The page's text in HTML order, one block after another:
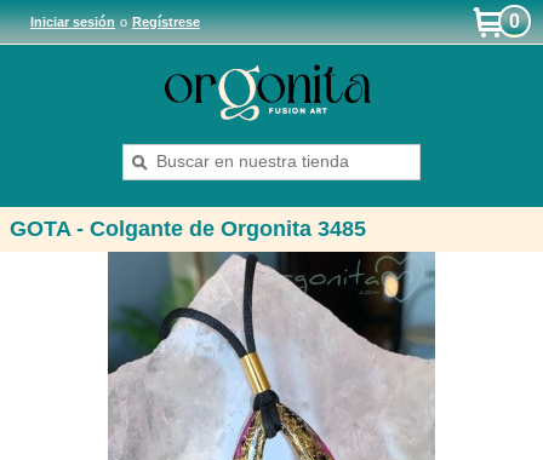
Iniciar sesiónoRegístrese 0
GOTA - Colgante de Orgonita 3485